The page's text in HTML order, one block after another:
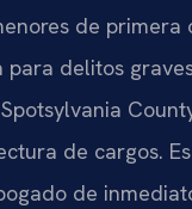
de primera
delitos
de cargos.
de